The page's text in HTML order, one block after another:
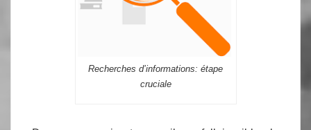
Recherches d’informations: étape
cruciale